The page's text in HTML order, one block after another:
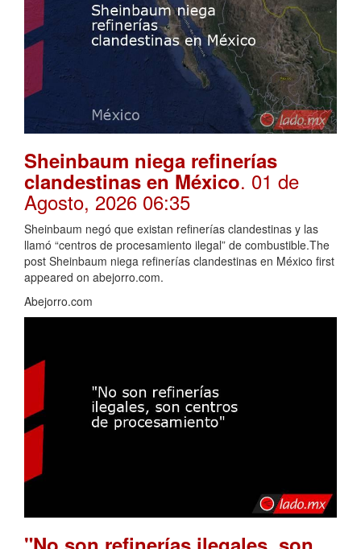
Sheinbaum niega refinerías
clandestinas en México. 01 de
Agosto, 2026 06:35
Sheinbaum negó que existan refinerías clandestinas y las
llamó “centros de procesamiento ilegal” de combustible.The
post Sheinbaum niega refinerías clandestinas en México first
appeared on abejorro.com.
Abejorro.com